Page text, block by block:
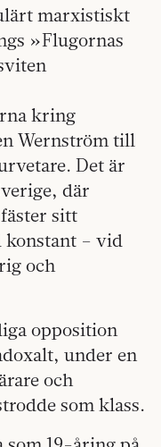
marxistiskt
»Flugornas
kring
Wernström till
Det är
där
sitt
konstant – vid
och
opposition
under en
och
som klass.